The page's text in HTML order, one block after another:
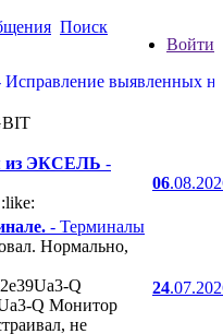
Войти
Поиск
выявленных
из ЭКСЕЛЬ -
06
- Терминалы
Нормально,
Q
Q Монитор
не
24